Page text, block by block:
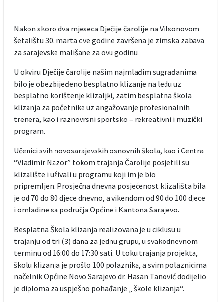
Nakon skoro dva mjeseca Dječije čarolije na Vilsonovom
šetalištu 30. marta ove godine završena je zimska zabava
za sarajevske mališane za ovu godinu.
U okviru Dječije čarolije našim najmlađim sugrađanima
bilo je obezbijeđeno besplatno klizanje na ledu uz
besplatno korištenje klizaljki, zatim besplatna škola
klizanja za početnike uz angažovanje profesionalnih
trenera, kao i raznovrsni sportsko – rekreativni i muzički
program.
Učenici svih novosarajevskih osnovnih škola, kao i Centra
“Vladimir Nazor” tokom trajanja Čarolije posjetili su
klizalište i uživali u programu koji im je bio
pripremljen. Prosječna dnevna posjećenost klizališta bila
je od 70 do 80 djece dnevno, a vikendom od 90 do 100 djece
i omladine sa područja Općine i Kantona Sarajevo.
Besplatna Škola klizanja realizovana je u ciklusu u
trajanju od tri (3) dana za jednu grupu, u svakodnevnom
terminu od 16:00 do 17:30 sati. U toku trajanja projekta,
školu klizanja je prošlo 100 polaznika, a svim polaznicima
načelnik Općine Novo Sarajevo dr. Hasan Tanović dodijelio
je diploma za uspješno pohađanje „ škole klizanja“.